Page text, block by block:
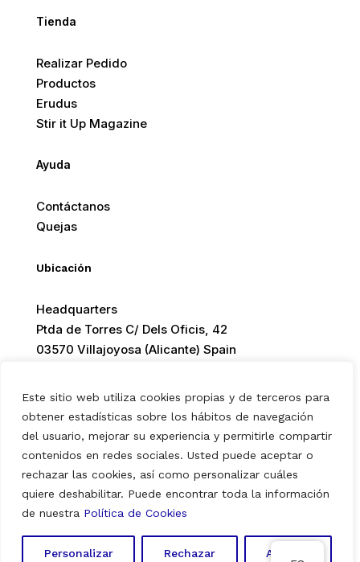
Este sitio web utiliza cookies propias y de terceros para
obtener estadísticas sobre los hábitos de navegación
del usuario, mejorar su experiencia y permitirle compartir
contenidos en redes sociales. Usted puede aceptar o
rechazar las cookies, así como personalizar cuáles
quiere deshabilitar. Puede encontrar toda la información
de nuestra Política de Cookies
Personalizar Rechazar Aceptar
Tienda
Realizar Pedido
Productos
Erudus
Stir it Up Magazine
Ayuda
Contáctanos
Quejas
Ubicación
Headquarters
Ptda de Torres C/ Dels Oficis, 42
03570 Villajoyosa (Alicante) Spain
© 2026 Europ Foods. All rights reserved.
Aviso Legal|Política de Privacidad